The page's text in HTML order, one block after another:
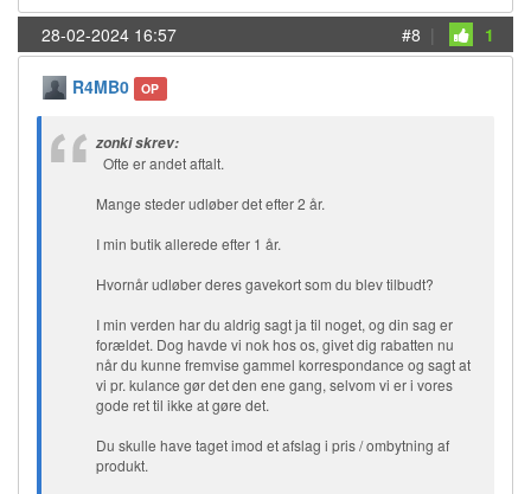
28-02-2024 16:57 #8 | 1
R4MB0 OP
zonki skrev:
Ofte er andet aftalt.
Mange steder udløber det efter 2 år.
I min butik allerede efter 1 år.
Hvornår udløber deres gavekort som du blev tilbudt?
I min verden har du aldrig sagt ja til noget, og din sag er
forældet. Dog havde vi nok hos os, givet dig rabatten nu
når du kunne fremvise gammel korrespondance og sagt at
vi pr. kulance gør det den ene gang, selvom vi er i vores
gode ret til ikke at gøre det.
Du skulle have taget imod et afslag i pris / ombytning af
produkt.